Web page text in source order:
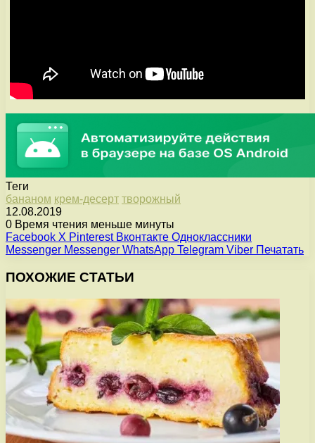
Теги
бананом крем-десерт творожный
12.08.2019
0 Время чтения меньше минуты
Facebook X Pinterest Вконтакте Одноклассники
Messenger Messenger WhatsApp Telegram Viber Печатать
ПОХОЖИЕ СТАТЬИ